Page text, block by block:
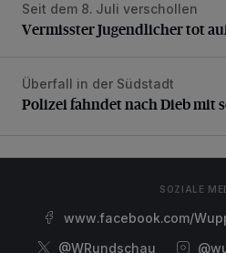
Vermisster Jugendlicher tot
Seit dem 8. Juli verschollen
Vermisster Jugendlicher tot
Polizei fahndet nach Dieb mit
Überfall in der Südstadt
Polizei fahndet nach Dieb mit
SOZIALE
www.facebook.com/
@WRundschau